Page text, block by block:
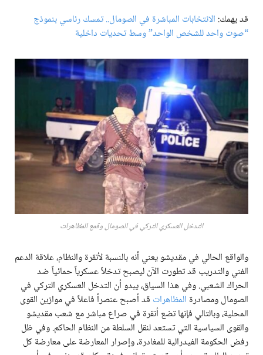
قد يهمك: الانتخابات المباشرة في الصومال.. تمسك رئاسي بنموذج
“صوت واحد للشخص الواحد” وسط تحديات داخلية
التدخل العسكري التركي في الصومال وقمع المظاهرات
والواقع الحالي في مقديشو يعني أنه بالنسبة لأنقرة والنظام، علاقة الدعم
الفني والتدريب قد تطورت الآن ليصبح تدخلاً عسكرياً حمائياً ضد
الحراك الشعبي. وفي هذا السياق، يبدو أن التدخل العسكري التركي في
الصومال ومصادرة المظاهرات قد أصبح عنصراً فاعلاً في موازين القوى
المحلية، وبالتالي فإنها تضع أنقرة في صراع مباشر مع شعب مقديشو
والقوى السياسية التي تستعد لنقل السلطة من النظام الحاكم. وفي ظل
رفض الحكومة الفيدرالية للمغادرة، وإصرار المعارضة على معارضة كل